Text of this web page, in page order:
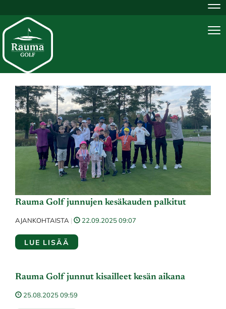
Rauma Golf junnujen kesäkauden palkitut
AJANKOHTAISTA | 22.09.2025 09:07
LUE LISÄÄ
Rauma Golf junnut kisailleet kesän aikana
25.08.2025 09:59